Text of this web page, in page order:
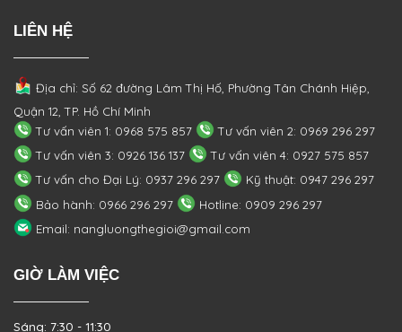
LIÊN HỆ
Địa chỉ: Số 62 đường Lâm Thị Hố, PhườngTân Chánh Hiệp,
Quận 12, TP. Hồ Chí Minh
Tư vấn viên 1: 0968 575 857
Tư vấn viên 2: 0969 296 297
Tư vấn viên 3: 0926 136 137
Tư vấn viên 4: 0927 575 857
Tư vấn cho Đại Lý: 0937 296 297
Kỹ thuật: 0947 296 297
Bảo hành: 0966 296 297
Hotline: 0909 296 297
Email: nangluongthegioi@gmail.com
GIỜ LÀM VIỆC
Sáng: 7:30 - 11:30